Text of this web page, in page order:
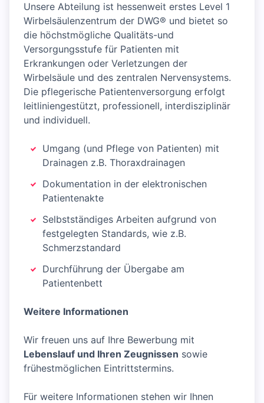
Unsere Abteilung ist hessenweit erstes Level 1
Wirbelsäulenzentrum der DWG® und bietet so
die höchstmögliche Qualitäts-und
Versorgungsstufe für Patienten mit
Erkrankungen oder Verletzungen der
Wirbelsäule und des zentralen Nervensystems.
Die pflegerische Patientenversorgung erfolgt
leitliniengestützt, professionell, interdisziplinär
und individuell.
Umgang (und Pflege von Patienten) mit
Drainagen z.B. Thoraxdrainagen
Dokumentation in der elektronischen
Patientenakte
Selbstständiges Arbeiten aufgrund von
festgelegten Standards, wie z.B.
Schmerzstandard
Durchführung der Übergabe am
Patientenbett
Weitere Informationen
Wir freuen uns auf Ihre Bewerbung mit
Lebenslauf und Ihren Zeugnissen sowie
frühestmöglichen Eintrittstermins.
Für weitere Informationen stehen wir Ihnen